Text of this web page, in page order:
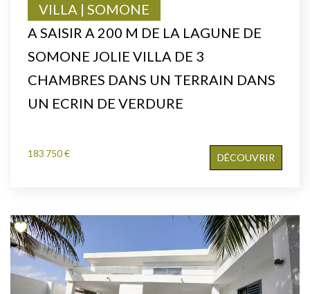
A SAISIR A 200 M DE LA LAGUNE DE
SOMONE JOLIE VILLA DE 3
CHAMBRES DANS UN TERRAIN DANS
UN ECRIN DE VERDURE
VILLA | SOMONE
183 750 € DÉCOUVRIR